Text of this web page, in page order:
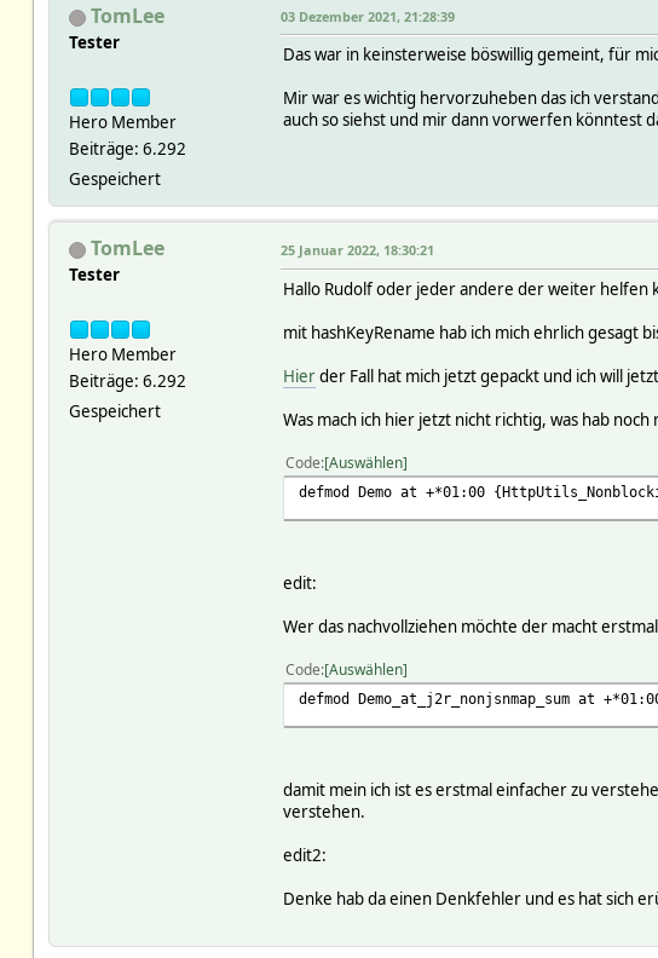
TomLee
Tester
Hero Member
Beiträge: 6.292
Gespeichert
03 Dezember 2021, 21:28:39
Das war in keinsterweise böswillig gemeint, für
Mir war es wichtig hervorzuheben das ich
auch so siehst und mir dann vorwerfen könntest
TomLee
Tester
Hero Member
Beiträge: 6.292
Gespeichert
25 Januar 2022, 18:30:21
Hallo Rudolf oder jeder andere der weiter helfen
mit hashKeyRename hab ich mich ehrlich
Hierder Fall hat mich jetzt gepackt und ich will
Was mach ich hier jetzt nicht richtig, was hab
Code Auswählen
defmod Demo at +*01:00
edit:
Wer das nachvollziehen möchte der macht
Code Auswählen
defmod Demo_at_j2r_nonjsnmap_sum at
damit mein ich ist es erstmal einfacher zu
verstehen.
edit2:
Denke hab da einen Denkfehler und es hat sich